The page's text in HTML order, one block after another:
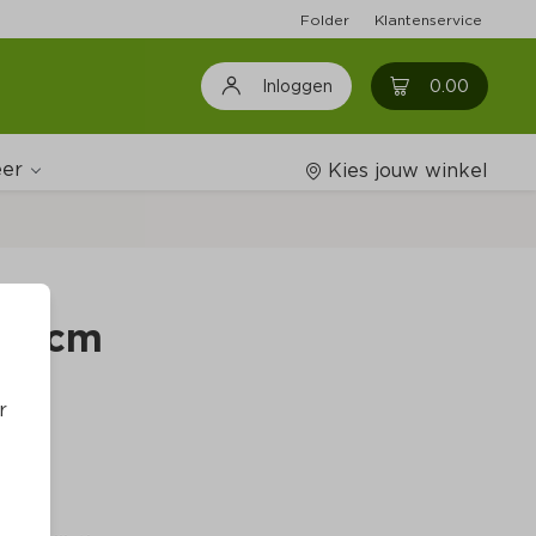
Folder Klantenservice
Inloggen 0.00 0
Kies jouw winkel